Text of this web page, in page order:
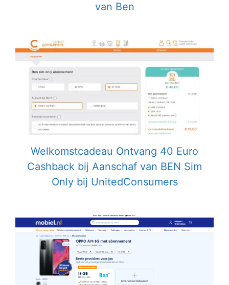
van Ben
Welkomstcadeau Ontvang 40 Euro
Cashback bij Aanschaf van BEN Sim
Only bij UnitedConsumers